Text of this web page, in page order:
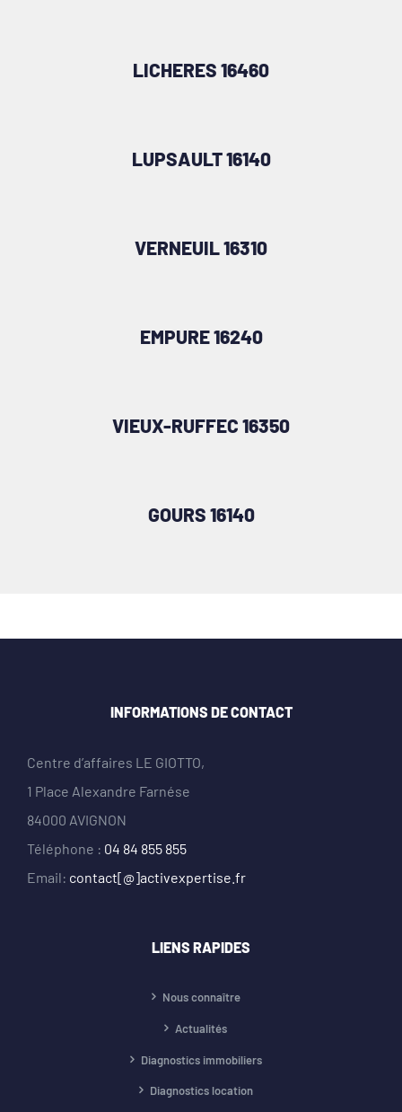
LICHERES 16460
LUPSAULT 16140
VERNEUIL 16310
EMPURE 16240
VIEUX-RUFFEC 16350
GOURS 16140
INFORMATIONS DE CONTACT
Centre d’affaires LE GIOTTO,
1 Place Alexandre Farnése
84000 AVIGNON
Téléphone : 04 84 855 855
Email: contact[@]activexpertise.fr
LIENS RAPIDES
Nous connaître
Actualités
Diagnostics immobiliers
Diagnostics location